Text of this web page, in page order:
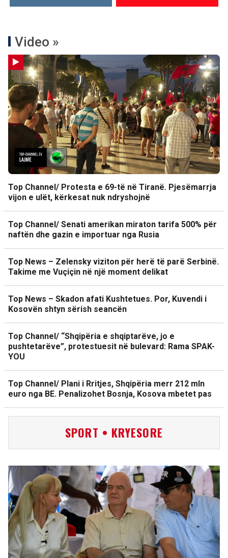
Video »
Top Channel/ Protesta e 69-të në Tiranë. Pjesëmarrja
vijon e ulët, kërkesat nuk ndryshojnë
Top Channel/ Senati amerikan miraton tarifa 500% për
naftën dhe gazin e importuar nga Rusia
Top News – Zelensky viziton për herë të parë Serbinë.
Takime me Vuçiçin në një moment delikat
Top News – Skadon afati Kushtetues. Por, Kuvendi i
Kosovën shtyn sërish seancën
Top Channel/ “Shqipëria e shqiptarëve, jo e
pushtetarëve”, protestuesit në bulevard: Rama SPAK-
YOU
Top Channel/ Plani i Rritjes, Shqipëria merr 212 mln
euro nga BE. Penalizohet Bosnja, Kosova mbetet pas
SPORT • KRYESORE